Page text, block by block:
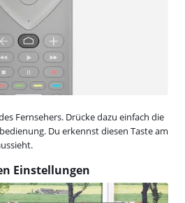
Fernsehers. Drücke dazu einfach die
Du erkennst diesen Taste am
Einstellungen